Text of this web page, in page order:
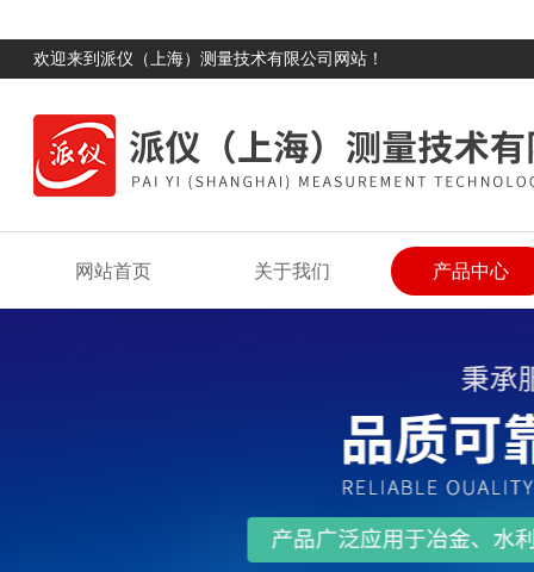
欢迎来到派仪（上海）测量技术有限公司网站！
网站首页 关于我们 产品中心